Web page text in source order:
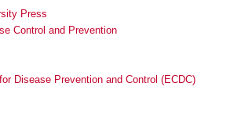
Press
Control and Prevention
Disease Prevention and Control (ECDC)